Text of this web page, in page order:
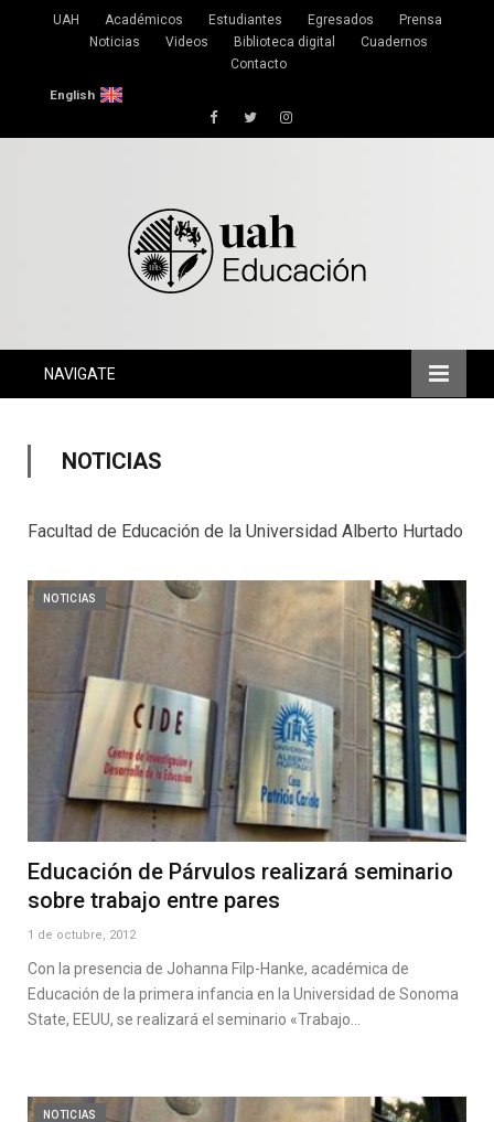
UAH Académicos Estudiantes Egresados
Prensa
Noticias
Videos Biblioteca digital
Cuadernos
Contacto
English
FacebookTwitterInstagram
NAVIGATE
NOTICIAS
Facultad de Educación de la Universidad Alberto Hurtado
NOTICIAS
Educación de Párvulos realizará seminario
sobre trabajo entre pares
1 de octubre, 2012
Con la presencia de Johanna Filp-Hanke, académica de
Educación de la primera infancia en la Universidad de Sonoma
State, EEUU, se realizará el seminario «Trabajo…
NOTICIAS